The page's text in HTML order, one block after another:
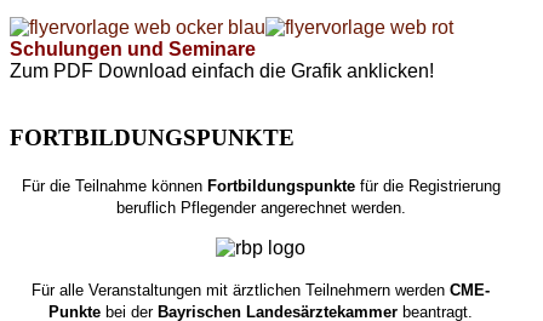
Schulungen und Seminare
Zum PDF Download einfach die Grafik anklicken!
FORTBILDUNGSPUNKTE
Für die Teilnahme könnenFortbildungspunktefür die Registrierung
beruflich Pflegender angerechnet werden.
Für alle Veranstaltungen mit ärztlichen Teilnehmern werdenCME-
Punkte bei derBayrischen Landesärztekammer beantragt.